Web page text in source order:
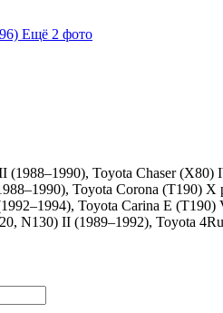
Ещё 2 фото
Toyota Chaser
Toyota Corona (T190)
Toyota Carina E
N130) II (1989–1992), Toyota